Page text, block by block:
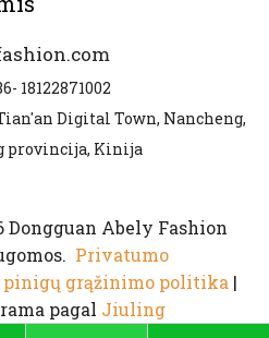
18122871002
Digital Town, Nancheng,
provincija, Kinija
Dongguan Abely Fashion
Privatumo
pinigų grąžinimo politika |
pagal Jiuling